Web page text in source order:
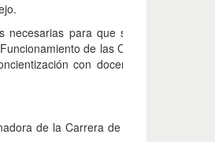
para que se cumpla
de las Carreras y
con docentes y
de la Carrera de Derecho; y,